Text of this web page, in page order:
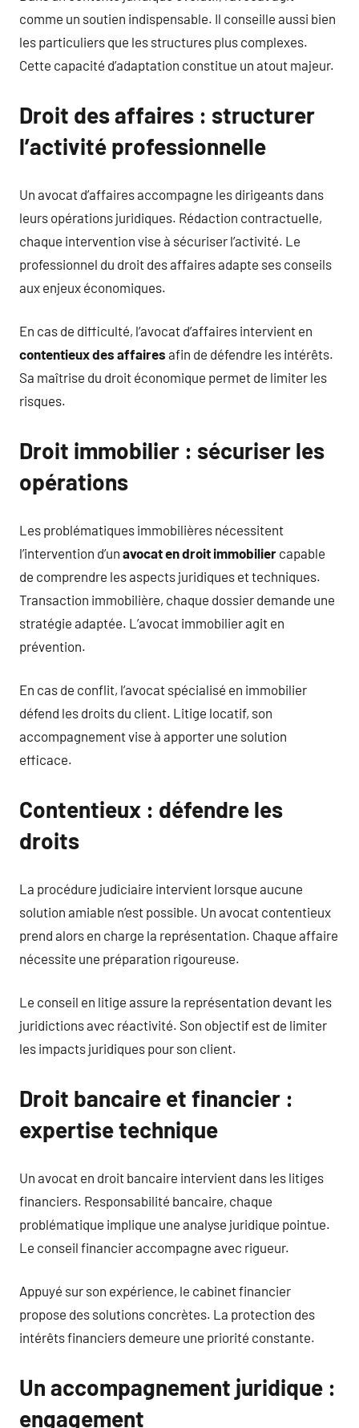
comme un soutien indispensable. Il conseille aussi bien
les particuliers que les structures plus complexes.
Cette capacité d’adaptation constitue un atout majeur.
Droit des affaires : structurer
l’activité professionnelle
Un avocat d’affaires accompagne les dirigeants dans
leurs opérations juridiques. Rédaction contractuelle,
chaque intervention vise à sécuriser l’activité. Le
professionnel du droit des affaires adapte ses conseils
aux enjeux économiques.
En cas de difficulté, l’avocat d’affaires intervient en
contentieux des affaires afin de défendre les intérêts.
Sa maîtrise du droit économique permet de limiter les
risques.
Droit immobilier : sécuriser les
opérations
Les problématiques immobilières nécessitent
l’intervention d’un avocat en droit immobilier capable
de comprendre les aspects juridiques et techniques.
Transaction immobilière, chaque dossier demande une
stratégie adaptée. L’avocat immobilier agit en
prévention.
En cas de conflit, l’avocat spécialisé en immobilier
défend les droits du client. Litige locatif, son
accompagnement vise à apporter une solution
efficace.
Contentieux : défendre les
droits
La procédure judiciaire intervient lorsque aucune
solution amiable n’est possible. Un avocat contentieux
prend alors en charge la représentation. Chaque affaire
nécessite une préparation rigoureuse.
Le conseil en litige assure la représentation devant les
juridictions avec réactivité. Son objectif est de limiter
les impacts juridiques pour son client.
Droit bancaire et financier :
expertise technique
Un avocat en droit bancaire intervient dans les litiges
financiers. Responsabilité bancaire, chaque
problématique implique une analyse juridique pointue.
Le conseil financier accompagne avec rigueur.
Appuyé sur son expérience, le cabinet financier
propose des solutions concrètes. La protection des
intérêts financiers demeure une priorité constante.
Un accompagnement juridique :
engagement